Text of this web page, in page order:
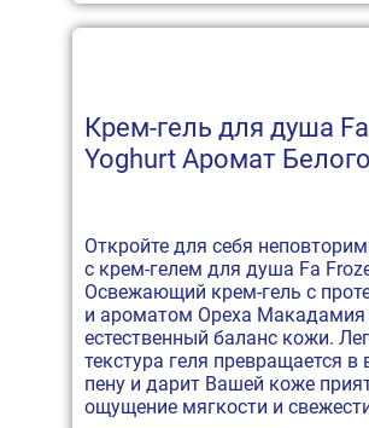
Крем-гель для душа
Yoghurt Аромат
Откройте для себя
с крем-гелем для душа Fa
Освежающий крем-гель с
и ароматом Ореха Макадамия
естественный баланс кожи.
текстура геля превращается
пену и дарит Вашей коже
ощущение мягкости и